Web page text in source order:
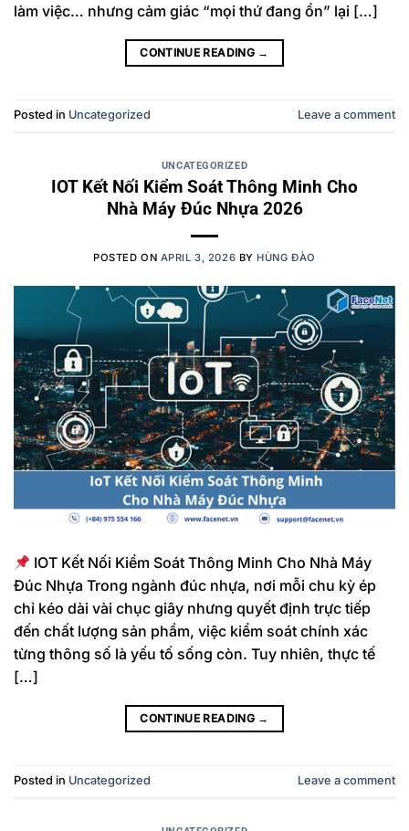
làm việc… nhưng cảm giác “mọi thứ đang ổn” lại […]
CONTINUE READING →
Posted in Uncategorized Leave a comment
UNCATEGORIZED
IOT Kết Nối Kiểm Soát Thông Minh Cho
Nhà Máy Đúc Nhựa 2026
POSTED ON APRIL 3, 2026 BY HÙNG ĐÀO
IOT Kết Nối Kiểm Soát Thông Minh Cho Nhà Máy
Đúc Nhựa Trong ngành đúc nhựa, nơi mỗi chu kỳ ép
chỉ kéo dài vài chục giây nhưng quyết định trực tiếp
đến chất lượng sản phẩm, việc kiểm soát chính xác
từng thông số là yếu tố sống còn. Tuy nhiên, thực tế
[…]
CONTINUE READING →
Posted in Uncategorized Leave a comment